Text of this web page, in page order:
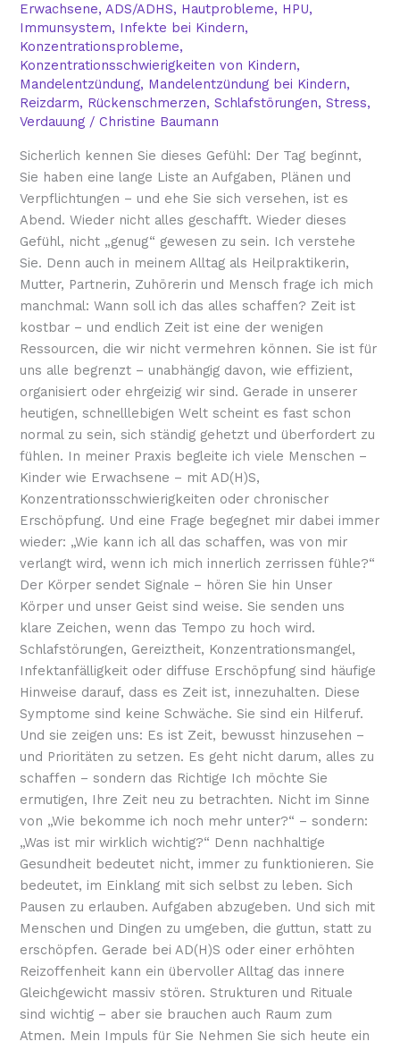
Erwachsene,ADS/ADHS, Hautprobleme, HPU,
Immunsystem, Infekte bei Kindern,
Konzentrationsprobleme,
Konzentrationsschwierigkeiten von Kindern,
Mandelentzündung, Mandelentzündung bei Kindern,
Reizdarm, Rückenschmerzen,Schlafstörungen,Stress,
Verdauung /Christine Baumann
Sicherlich kennen Sie dieses Gefühl: Der Tag beginnt,
Sie haben eine lange Liste an Aufgaben, Plänen und
Verpflichtungen – und ehe Sie sich versehen, ist es
Abend. Wieder nicht alles geschafft. Wieder dieses
Gefühl, nicht „genug“ gewesen zu sein. Ich verstehe
Sie. Denn auch in meinem Alltag als Heilpraktikerin,
Mutter, Partnerin, Zuhörerin und Mensch frage ich mich
manchmal: Wann soll ich das alles schaffen? Zeit ist
kostbar – und endlich Zeit ist eine der wenigen
Ressourcen, die wir nicht vermehren können. Sie ist für
uns alle begrenzt – unabhängig davon, wie effizient,
organisiert oder ehrgeizig wir sind. Gerade in unserer
heutigen, schnelllebigen Welt scheint es fast schon
normal zu sein, sich ständig gehetzt und überfordert zu
fühlen. In meiner Praxis begleite ich viele Menschen –
Kinder wie Erwachsene – mit AD(H)S,
Konzentrationsschwierigkeiten oder chronischer
Erschöpfung. Und eine Frage begegnet mir dabei immer
wieder: „Wie kann ich all das schaffen, was von mir
verlangt wird, wenn ich mich innerlich zerrissen fühle?“
Der Körper sendet Signale – hören Sie hin Unser
Körper und unser Geist sind weise. Sie senden uns
klare Zeichen, wenn das Tempo zu hoch wird.
Schlafstörungen, Gereiztheit, Konzentrationsmangel,
Infektanfälligkeit oder diffuse Erschöpfung sind häufige
Hinweise darauf, dass es Zeit ist, innezuhalten. Diese
Symptome sind keine Schwäche. Sie sind ein Hilferuf.
Und sie zeigen uns: Es ist Zeit, bewusst hinzusehen –
und Prioritäten zu setzen. Es geht nicht darum, alles zu
schaffen – sondern das Richtige Ich möchte Sie
ermutigen, Ihre Zeit neu zu betrachten. Nicht im Sinne
von „Wie bekomme ich noch mehr unter?“ – sondern:
„Was ist mir wirklich wichtig?“ Denn nachhaltige
Gesundheit bedeutet nicht, immer zu funktionieren. Sie
bedeutet, im Einklang mit sich selbst zu leben. Sich
Pausen zu erlauben. Aufgaben abzugeben. Und sich mit
Menschen und Dingen zu umgeben, die guttun, statt zu
erschöpfen. Gerade bei AD(H)S oder einer erhöhten
Reizoffenheit kann ein übervoller Alltag das innere
Gleichgewicht massiv stören. Strukturen und Rituale
sind wichtig – aber sie brauchen auch Raum zum
Atmen. Mein Impuls für Sie Nehmen Sie sich heute ein
Stunden
–
ich
kenne
das
auch